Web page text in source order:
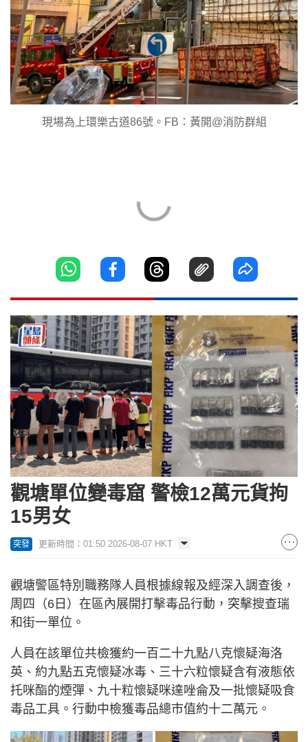
現場為上環樂古道86號。FB：黃開@消防群組
觀塘單位變毒窟 警檢12萬元貨拘
15男女
突發 更新時間：01:50 2026-08-07 HKT
觀塘警區特別職務隊人員根據線報及經深入調查後，
周四（6日）在區內展開打擊毒品行動，突擊搜查瑞
和街一單位。
人員在該單位共檢獲約一百二十九點八克懷疑海洛
英、約九點五克懷疑冰毒、三十六粒懷疑含有液態依
托咪酯的煙彈、九十粒懷疑咪達唑侖及一批懷疑吸食
毒品工具。行動中檢獲毒品總市值約十二萬元。